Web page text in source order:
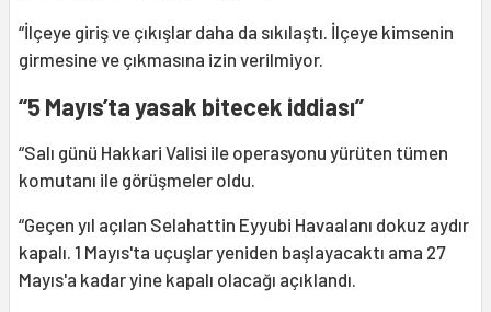
“İlçeye giriş ve çıkışlar daha da sıkılaştı. İlçeye kimsenin
girmesine ve çıkmasına izin verilmiyor.
“5 Mayıs’ta yasak bitecek iddiası”
“Salı günü Hakkari Valisi ile operasyonu yürüten tümen
komutanı ile görüşmeler oldu.
“Geçen yıl açılan Selahattin Eyyubi Havaalanı dokuz aydır
kapalı. 1 Mayıs'ta uçuşlar yeniden başlayacaktı ama 27
Mayıs'a kadar yine kapalı olacağı açıklandı.